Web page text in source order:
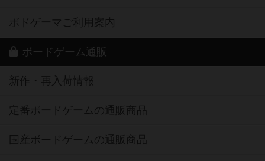
ボドゲーマご利用案内
ボードゲーム通販
新作・再入荷情報
定番ボードゲームの通販商品
国産ボードゲームの通販商品